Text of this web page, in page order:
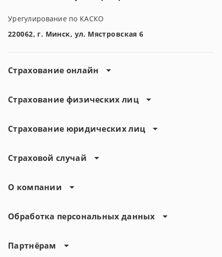
Урегулирование по КАСКО
220062, г. Минск, ул. Мястровская 6
Страхование онлайн
Страхование физических лиц
Страхование юридических лиц
Страховой случай
О компании
Обработка персональных данных
Партнёрам